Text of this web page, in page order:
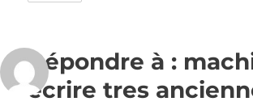
Répondre à :
ecrire tres